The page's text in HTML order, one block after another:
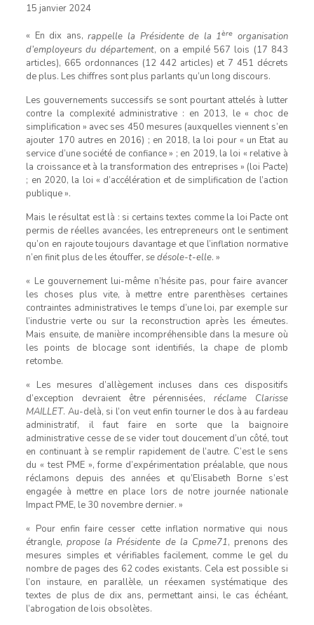
15 janvier 2024
« En dix ans,rappelle la Présidente de la 1ère organisation
d’employeurs du département, on a empilé 567 lois (17 843
articles), 665 ordonnances (12 442 articles) et 7 451 décrets
de plus. Les chiffres sont plus parlants qu’un long discours.
Les gouvernements successifs se sont pourtant attelés à lutter
contre la complexité administrative : en 2013, le « choc de
simplification » avec ses 450 mesures (auxquelles viennent s’en
ajouter 170 autres en 2016) ; en 2018, la loi pour « un Etat au
service d’une société de confiance » ; en 2019, la loi « relative à
la croissance et à la transformation des entreprises » (loi Pacte)
; en 2020, la loi « d’accélération et de simplification de l’action
publique ».
Mais le résultat est là : si certains textes comme la loi Pacte ont
permis de réelles avancées, les entrepreneurs ont le sentiment
qu’on en rajoute toujours davantage et que l’inflation normative
n’en finit plus de les étouffer,se désole-t-elle. »
« Le gouvernement lui-même n’hésite pas, pour faire avancer
les choses plus vite, à mettre entre parenthèses certaines
contraintes administratives le temps d’une loi, par exemple sur
l’industrie verte ou sur la reconstruction après les émeutes.
Mais ensuite, de manière incompréhensible dans la mesure où
les points de blocage sont identifiés, la chape de plomb
retombe.
« Les mesures d’allègement incluses dans ces dispositifs
d’exception devraient être pérennisées,réclame Clarisse
MAILLET. Au-delà, si l’on veut enfin tourner le dos à au fardeau
administratif, il faut faire en sorte que la baignoire
administrative cesse de se vider tout doucement d’un côté, tout
en continuant à se remplir rapidement de l’autre. C’est le sens
du « test PME », forme d’expérimentation préalable, que nous
réclamons depuis des années et qu’Elisabeth Borne s’est
engagée à mettre en place lors de notre journée nationale
Impact PME, le 30 novembre dernier. »
« Pour enfin faire cesser cette inflation normative qui nous
étrangle,propose la Présidente de la Cpme71, prenons des
mesures simples et vérifiables facilement, comme le gel du
nombre de pages des 62 codes existants. Cela est possible si
l’on instaure, en parallèle, un réexamen systématique des
textes de plus de dix ans, permettant ainsi, le cas échéant,
l’abrogation de lois obsolètes.